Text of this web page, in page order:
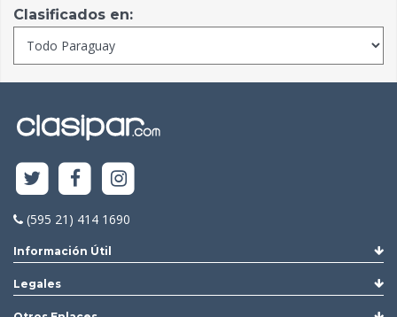
Clasificados en:
(595 21) 414 1690
Información Útil
Legales